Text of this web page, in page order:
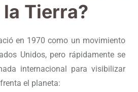
Tierra?
en 1970 como un movimiento
Unidos, pero rápidamente se
internacional para visibilizar
el planeta: